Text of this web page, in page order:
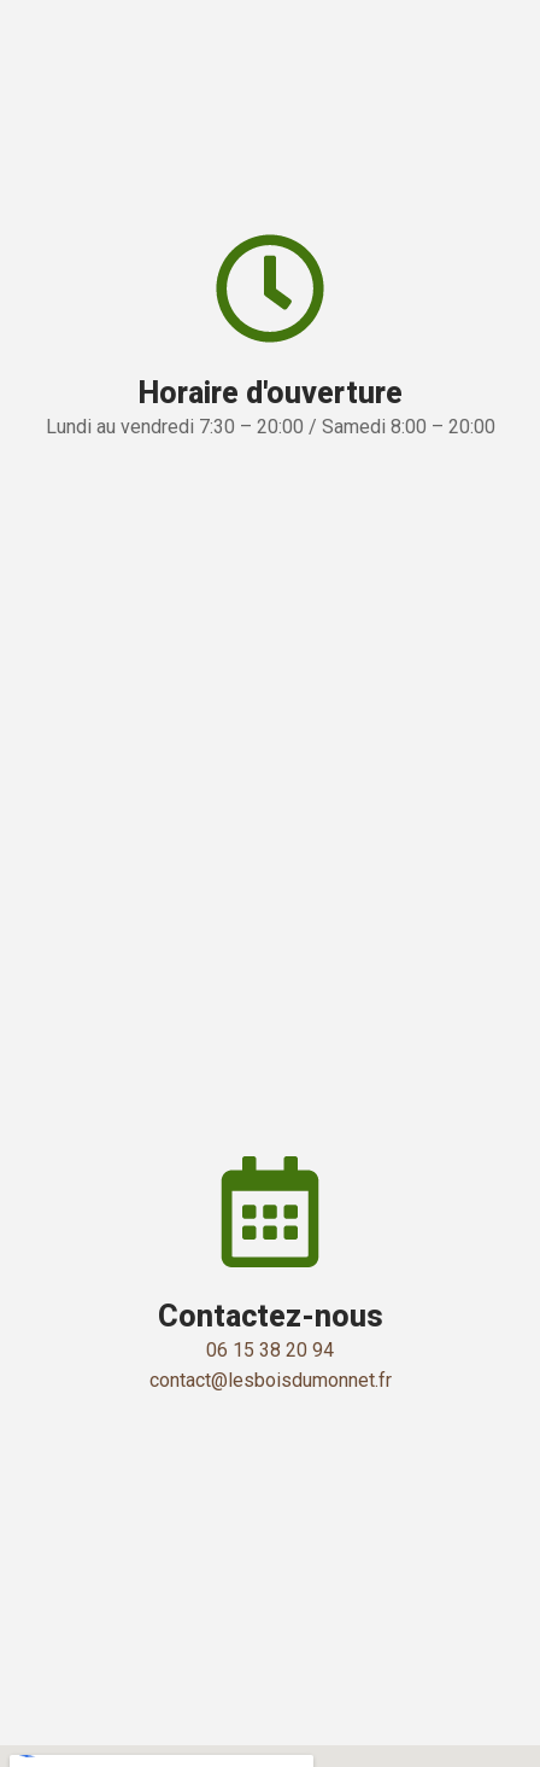
Horaire d'ouverture
Lundi au vendredi 7:30 – 20:00 / Samedi 8:00 – 20:00
Contactez-nous
06 15 38 20 94
contact@lesboisdumonnet.fr